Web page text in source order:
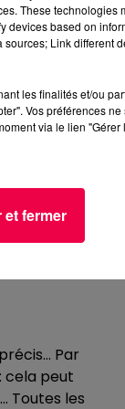
de l'air, a créé
la
Air To Go. Elle
fine échelle, à
et
à la
Par
cela peut
Toutes les
These technologies
devices based on
Link different
les finalités et/ou
Vos préférences
via le lien
fermer